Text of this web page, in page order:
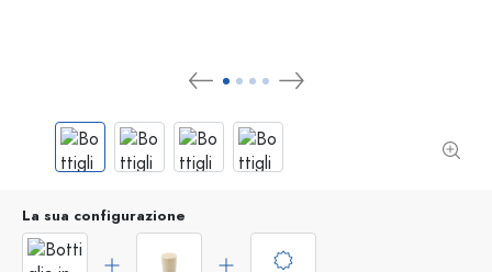
La sua configurazione